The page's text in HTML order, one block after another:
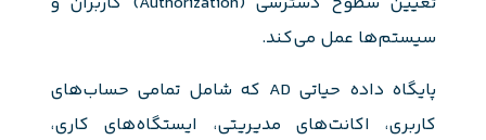
سیستم‌ها عمل می‌کند.
پایگاه داده حیاتی AD که شامل تمامی حساب‌های
کاربری، اکانت‌های مدیریتی، ایستگاه‌های کاری،